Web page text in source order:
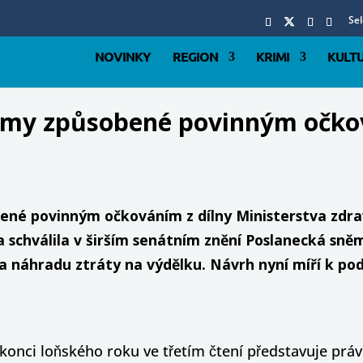
NOVINKY REGION KRIMI
způsobené povinným
povinným očkováním z dílny Ministerstva
v širším senátním znění Poslanecká
náhradu ztráty na výdělku. Návrh nyní míří k
loňského roku ve třetím čtení představuje